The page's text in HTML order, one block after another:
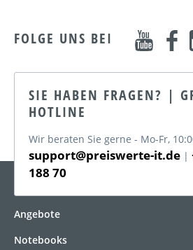
FOLGE UNS BEI
SIE HABEN FRAGEN? |
HOTLINE
Wir beraten Sie gerne - Mo-Fr,
support@preiswerte-it.de |
188 70
Angebote
Notebooks